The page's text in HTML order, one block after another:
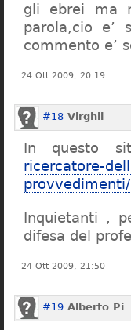
gli ebrei ma
parola,cio e’
commento e’
24 Ott 2009, 20:19
#18 Virghil
In questo
ricercatore-
provvedimenti/
Inquietanti ,
difesa del
24 Ott 2009, 21:50
#19 Alberto Pi